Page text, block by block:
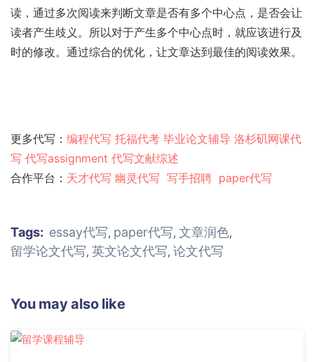
读，通过多次阅读来判断文章是否有多个中心点，是否会让
读者产生歧义。所以对于产生多个中心点时，就应该进行及
时的修改。通过综合的优化，让文章达到最佳的阅读效果。
更多代写： 编程代写 托福代考 毕业论文辅导 洛杉矶网课代
写 代写assignment 代写文献综述
合作平台： 天才代写 幽灵代写 写手招聘 paper代写
Tags: essay代写, paper代写, 文章润色,
留学论文代写, 英文论文代写, 论文代写
You may also like